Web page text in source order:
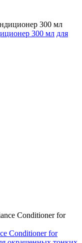
300 мл для
Conditioner for